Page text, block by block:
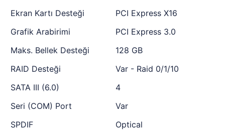
Ekran Kartı Desteği
PCI Express X16
Grafik Arabirimi
PCI Express 3.0
Maks. Bellek Desteği
128 GB
RAID Desteği
Var - Raid 0/1/10
SATA III (6.0)
4
Seri (COM) Port
Var
SPDIF
Optical